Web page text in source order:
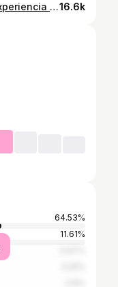
Si quieres vivir una verdadera experiencia en cada estado de Venezuela tienes que visitar sus mercados. #Venezuela #Trujillo16.6k
64.53%
11.61%